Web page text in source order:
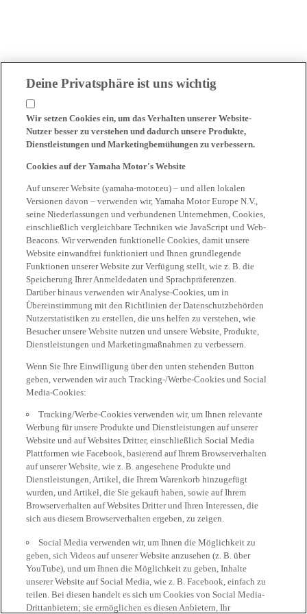
Deine Privatsphäre ist uns wichtig
Wir setzen Cookies ein, um das Verhalten unserer Website-
Nutzer besser zu verstehen und dadurch unsere Produkte,
Dienstleistungen und Marketingbemühungen zu verbessern.
Cookies auf der Yamaha Motor's Website
Auf unserer Website (yamaha-motor.eu) – und allen lokalen
Versionen davon – verwenden wir, Yamaha Motor Europe N.V.,
seine Niederlassungen und verbundenen Unternehmen, Cookies,
einschließlich vergleichbare Techniken wie JavaScript und Web-
Beacons. Wir verwenden funktionelle Cookies, damit unsere
Website einwandfrei funktioniert und Ihnen grundlegende
Funktionen unserer Website zur Verfügung stellt, wie z. B. die
Speicherung Ihrer Anmeldedaten und Sprachpräferenzen.
Darüber hinaus verwenden wir Analyse-Cookies, um in
Übereinstimmung mit den Richtlinien der Datenschutzbehörden
Nutzerstatistiken zu erstellen, die uns helfen zu verstehen, wie
Besucher unsere Website nutzen und unsere Website, Produkte,
Dienstleistungen und Marketingmaßnahmen zu verbessern.
Wenn Sie Ihre Einwilligung über den unten stehenden Button
geben, verwenden wir auch Tracking-/Werbe-Cookies und Social
Media-Cookies:
Tracking/Werbe-Cookies verwenden wir, um Ihnen relevante
Werbung für unsere Produkte und Dienstleistungen auf unserer
Website und auf Websites Dritter, einschließlich Social Media
Plattformen wie Facebook, basierend auf Ihrem Browserverhalten
auf unserer Website, wie z. B. angesehene Produkte und
Dienstleistungen, Artikel, die Ihrem Warenkorb hinzugefügt
wurden, und Artikel, die Sie gekauft haben, sowie auf Ihrem
Browserverhalten auf Websites Dritter und Ihren Interessen, die
sich aus diesem Browserverhalten ergeben, zu zeigen.
Social Media verwenden wir, um Ihnen die Möglichkeit zu
geben, sich Videos auf unserer Website anzusehen (z. B. über
YouTube), und um Ihnen die Möglichkeit zu geben, Inhalte
unserer Website auf Social Media, wie z. B. Facebook, einfach zu
teilen. Bei diesen handelt es sich um Cookies von Social Media-
Drittanbietern; sie ermöglichen es diesen Anbietern, Ihr